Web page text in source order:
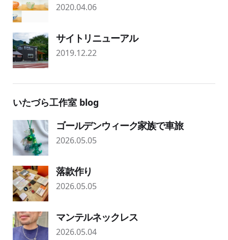
2020.04.06
サイトリニューアル
2019.12.22
いたづら工作室 blog
ゴールデンウィーク家族で車旅
2026.05.05
落款作り
2026.05.05
マンテルネックレス
2026.05.04